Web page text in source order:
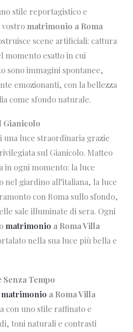
stile reportagistico e
matrimonio a Roma
scene artificiali: cattura
momento esatto in cui
sono immagini spontanee,
emozionanti, con la bellezza
come sfondo naturale.
Gianicolo
una luce straordinaria grazie
sul Gianicolo. Matteo
in ogni momento: la luce
nel giardino all’italiana, la luce
con Roma sullo sfondo,
sale illuminate di sera. Ogni
matrimonio a Roma Villa
nella sua luce più bella e
Tempo
matrimonio a Roma Villa
con uno stile raffinato e
toni naturali e contrasti